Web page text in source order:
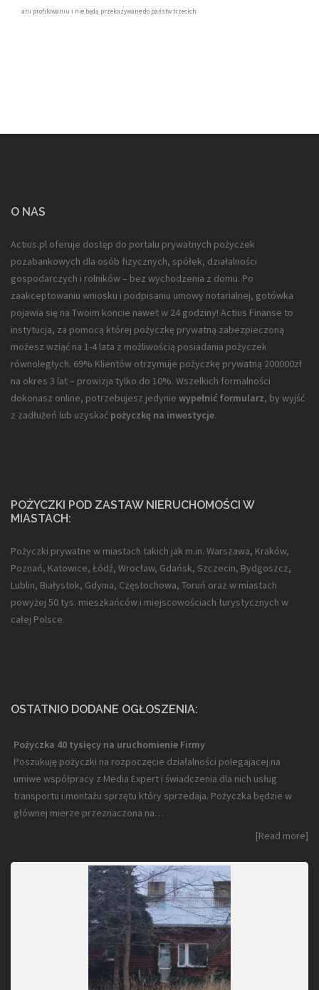
ani profilowaniu i nie będą przekazywane do państw trzecich.
O NAS
Actius.pl oferuje dostęp do portalu prywatnych pożyczek
pozabankowych dla osób fizycznych, spółek, działalności
gospodarczych i rolników– bez wychodzenia z domu. Po
zaakceptowaniu wniosku i podpisaniu umowy notarialnej, gotówka
pojawia się na Twoim koncie nawet w 24 godziny! Actius Finanse to
instytucja, za pomocą której pożyczkę prywatną zabezpieczoną
możesz wziąć na 1-4 lata z możliwością posiadania pożyczek
równoległych. 69% Klientów otrzymuje pożyczkę prywatną 200000zł
na okres 3 lat – prowizja tylko do 10%. Wszelkich formalności
dokonasz online, potrzebujesz jedynie wypełnić formularz, by wyjść
z zadłużeń lub uzyskać pożyczkę na inwestycje.
POŻYCZKI POD ZASTAW NIERUCHOMOŚCI W
MIASTACH:
Pożyczki prywatne w miastach takich jak m.in. Warszawa, Kraków,
Poznań, Katowice, Łódź, Wrocław, Gdańsk, Szczecin, Bydgoszcz,
Lublin, Białystok, Gdynia, Częstochowa, Toruń oraz w miastach
powyżej 50 tys. mieszkańców i miejscowościach turystycznych w
całej Polsce.
OSTATNIO DODANE OGŁOSZENIA:
Pożyczka 40 tysięcy na uruchomienie Firmy
Poszukuję pożyczki na rozpoczęcie działalności polegajacej na
umiwe współpracy z Media Expert i świadczenia dla nich usług
transportu i montażu sprzętu który sprzedaja. Pożyczka będzie w
głównej mierze przeznaczona na…
[Read more]